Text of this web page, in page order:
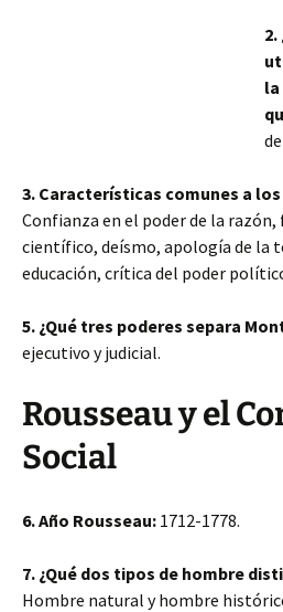
la
3. Características comunes a
Confianza en el poder de la
científico, deísmo, apología de la
educación, crítica del poder
5. ¿Qué tres poderes separa
ejecutivo y judicial.
Rousseau y el
Social
6. Año Rousseau: 1712-1778.
7. ¿Qué dos tipos de hombre
Hombre natural y hombre